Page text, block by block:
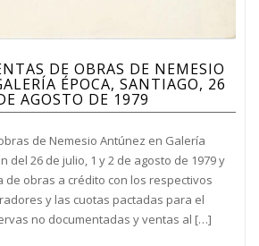
DE OBRAS DE NEMESIO
ÉPOCA, SANTIAGO, 26
AGOSTO DE 1979
de Nemesio Antúnez en Galería
del 26 de julio, 1 y 2 de agosto de 1979 y
obras a crédito con los respectivos
y las cuotas pactadas para el
no documentadas y ventas al […]